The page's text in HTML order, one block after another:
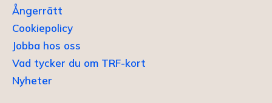
Ångerrätt
Cookiepolicy
Jobba hos oss
Vad tycker du om TRF-kort
Nyheter